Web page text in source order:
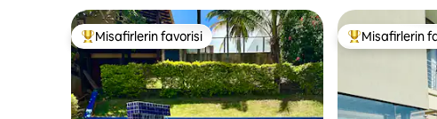
Misafirlerin favorilerinden en beğenilenler arasında
Misafirlerin favorisi Misafirlerin
Misafirlerin